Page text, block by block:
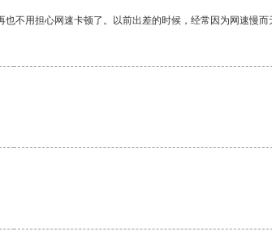
用担心网速卡顿了。以前出差的时候，经常因为网速慢